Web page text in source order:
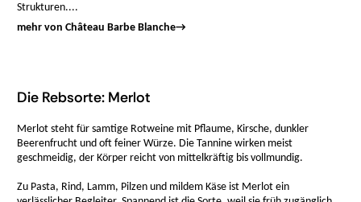
Strukturen....
mehr von Château Barbe Blanche→
Die Rebsorte: Merlot
Merlot steht für samtige Rotweine mit Pflaume, Kirsche, dunkler
Beerenfrucht und oft feiner Würze. Die Tannine wirken meist
geschmeidig, der Körper reicht von mittelkräftig bis vollmundig.
Zu Pasta, Rind, Lamm, Pilzen und mildem Käse ist Merlot ein